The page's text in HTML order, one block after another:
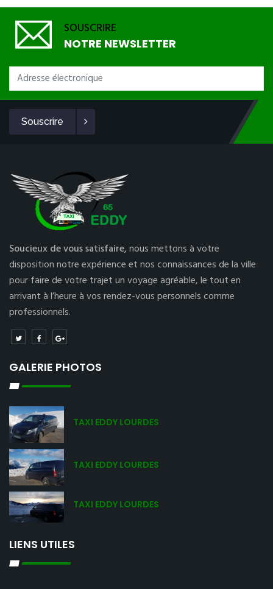
SOUSCRIRE
NOTRE NEWSLETTER
Souscrire
Soucieux de vous satisfaire,nous mettons à votre
disposition notre expérience et nos connaissances de la ville
pour faire de votre trajet un voyage agréable, le tout en
arrivant à l’heure à vos rendez-vous personnels comme
professionnels.
GALERIE PHOTOS
TAXI EDDY LOURDES
TAXI EDDY LOURDES
TAXI EDDY LOURDES
LIENS UTILES